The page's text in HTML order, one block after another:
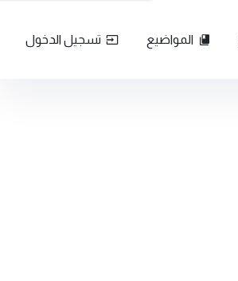
المواضيع تسجيل الدخول